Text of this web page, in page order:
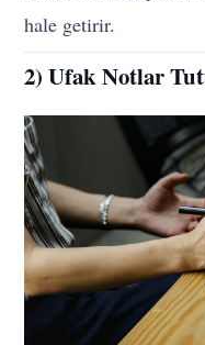
hale getirir.
2) Ufak Notlar